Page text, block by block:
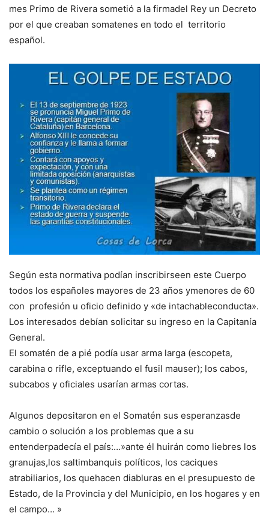
mes Primo de Rivera sometió a la firmadel Rey un Decreto
por el que creaban somatenes en todo el territorio
español.
Según esta normativa podían inscribirseen este Cuerpo
todos los españoles mayores de 23 años ymenores de 60
con profesión u oficio definido y «de intachableconducta».
Los interesados debían solicitar su ingreso en la Capitanía
General.
El somatén de a pié podía usar arma larga (escopeta,
carabina o rifle, exceptuando el fusil mauser); los cabos,
subcabos y oficiales usarían armas cortas.
Algunos depositaron en el Somatén sus esperanzasde
cambio o solución a los problemas que a su
entenderpadecía el país:…»ante él huirán como liebres los
granujas,los saltimbanquis políticos, los caciques
atrabiliarios, los quehacen diabluras en el presupuesto de
Estado, de la Provincia y del Municipio, en los hogares y en
el campo… »